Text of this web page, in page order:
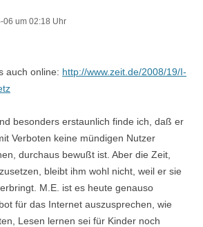
06 um 02:18 Uhr
auch online: http://www.zeit.de/2008/19/I-
besonders erstaunlich finde ich, daß er
Verboten keine mündigen Nutzer
durchaus bewußt ist. Aber die Zeit,
bleibt ihm wohl nicht, weil er sie
M.E. ist es heute genauso
für das Internet auszusprechen, wie
Lesen lernen sei für Kinder noch